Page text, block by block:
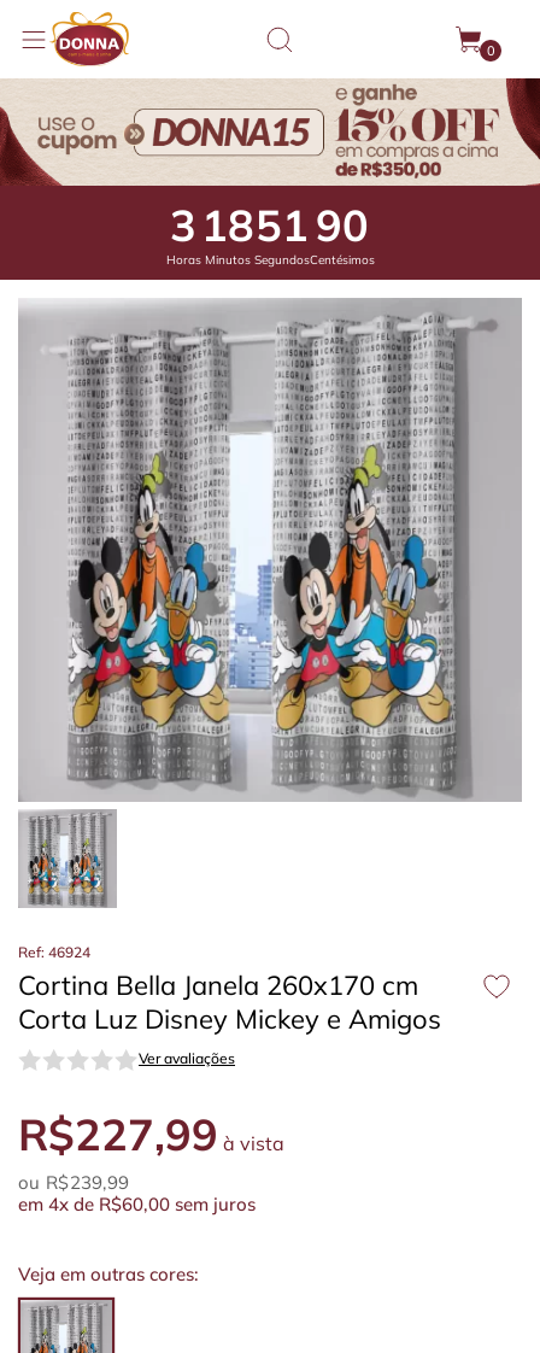
0
3
Horas
18
Minutos
51
Segundos
48
Centésimos
Ref: 46924
Cortina Bella Janela 260x170 cm
Corta Luz Disney Mickey e Amigos
Ver avaliações
R$227,99 à vista
R$239,99
em 4x de R$60,00 sem juros
Veja em outras cores: